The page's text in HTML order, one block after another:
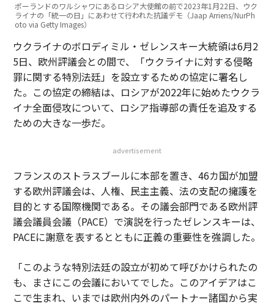
ポーランドのワルシャワにあるロシア大使館の前で2023年1月22日、ウク
ライナの「統一の日」にあわせて行われた抗議デモ（Jaap Arriens/NurPh
oto via Getty Images）
ウクライナのボロディミル・ゼレンスキー大統領は6月2
5日、欧州評議会との間で、「ウクライナに対する侵略
罪に関する特別法廷」を設立するための協定に署名し
た。この協定の締結は、ロシアが2022年に始めたウクラ
イナ全面侵攻について、ロシア指導部の責任を追及する
ための大きな一歩だ。
advertisement
フランスのストラスブールに本部を置き、46カ国が加盟
する欧州評議会は、人権、民主主義、法の支配の擁護を
目的とする国際機関である。その議会部門である欧州評
議会議員会議（PACE）で演説を行ったゼレンスキーは、
PACEに謝意を表するとともに正義の重要性を強調した。
「このような特別法廷の設立が初めて呼びかけられたの
も、まさにこの会議においてでした。このアイデアはこ
こで生まれ、いまでは欧州内外のパートナー諸国から実